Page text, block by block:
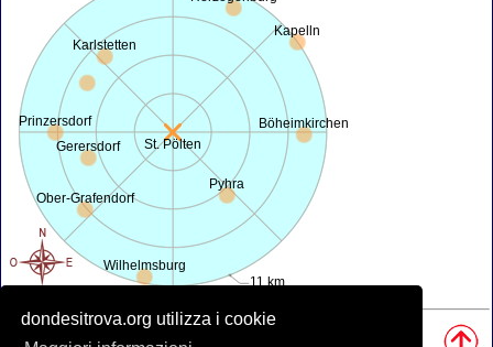
dondesitrova.org utilizza i cookie
St. Pölten
11 km
Wilhelmsburg
Kapelln
Böheimkirchen
Prinzersdorf
Ober-Grafendorf
Karlstetten
Gerersdorf
Pyhra